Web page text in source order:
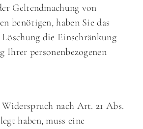
Geltendmachung von
benötigen, haben Sie das
die Einschränkung
Ihrer personenbezogenen
nach Art. 21 Abs.
haben, muss eine